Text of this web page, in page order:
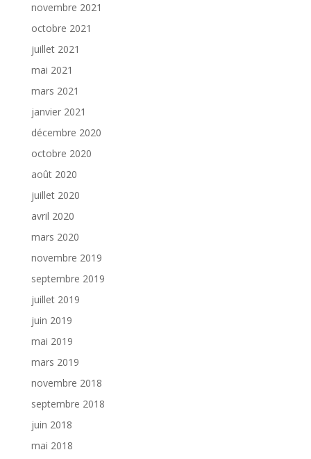
novembre 2021
octobre 2021
juillet 2021
mai 2021
mars 2021
janvier 2021
décembre 2020
octobre 2020
août 2020
juillet 2020
avril 2020
mars 2020
novembre 2019
septembre 2019
juillet 2019
juin 2019
mai 2019
mars 2019
novembre 2018
septembre 2018
juin 2018
mai 2018